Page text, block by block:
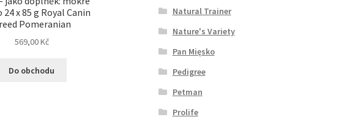
x 85 g Royal Canin
Pomeranian
569,00Kč
Do obchodu
Natural Trainer
Nature's Variety
Pan Mięsko
Pedigree
Petman
Prolife